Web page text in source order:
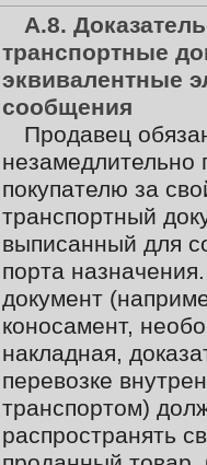
А.8.
транспортные
эквивалентные
сообщения
Продавец
незамедлительно
покупателю за
транспортный
выписанный для
порта
документ
коносамент,
накладная,
перевозке
транспортом)
распространять